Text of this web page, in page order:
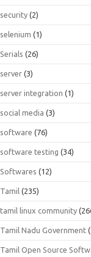
security (2)
selenium (1)
Serials (26)
server (3)
server integration (1)
social media (3)
software (76)
software testing (34)
Softwares (12)
Tamil (235)
tamil linux community
Tamil Nadu Government
Tamil Open Source